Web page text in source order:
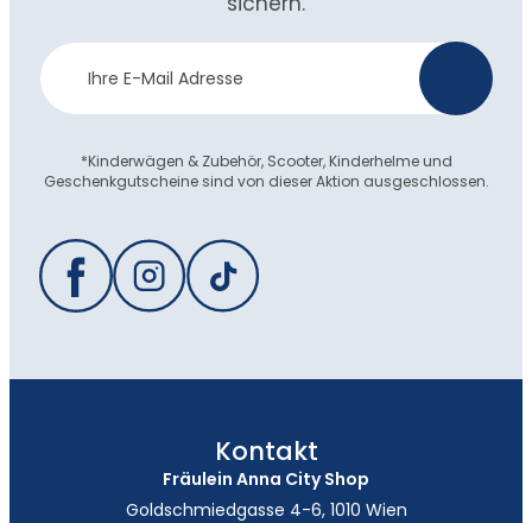
Newsletter
Anmeldung
*Kinderwägen & Zubehör, Scooter, Kinderhelme und
Geschenkgutscheine sind von dieser Aktion ausgeschlossen.
Kontakt
Fräulein Anna City Shop
Goldschmiedgasse 4-6, 1010 Wien